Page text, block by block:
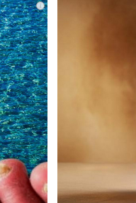
i